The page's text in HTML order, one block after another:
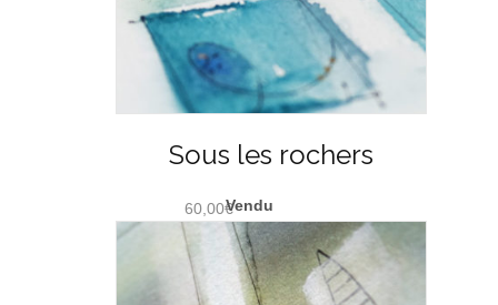
Sous les rochers
60,00€